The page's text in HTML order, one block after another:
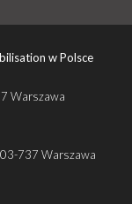
w Polsce
Warszawa
737 Warszawa